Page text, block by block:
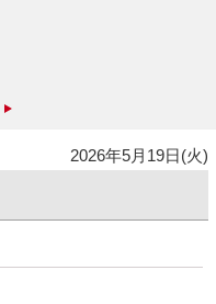
2026年5月19日(火)